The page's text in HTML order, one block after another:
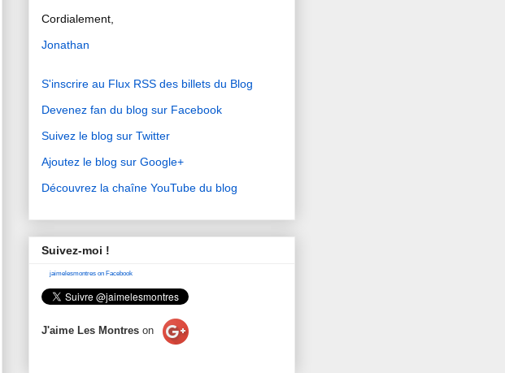
Cordialement,
Jonathan
S'inscrire au Flux RSS des billets du Blog
Devenez fan du blog sur Facebook
Suivez le blog sur Twitter
Ajoutez le blog sur Google+
Découvrez la chaîne YouTube du blog
Suivez-moi !
jaimelesmontres on Facebook
J'aime Les Montres on